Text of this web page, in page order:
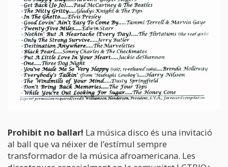
Prohibit no ballar! La música disco és una invitació
al ball que va néixer de l’estímul sempre
transformador de la música afroamericana. Les